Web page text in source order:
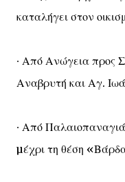
καταλήγει στον
∙ Από Ανώγεια προς
Αναβρυτή και Αγ.
∙ Από
µέχρι τη θέση